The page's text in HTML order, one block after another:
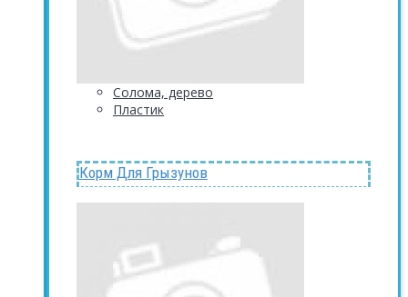
Солома, дерево
Пластик
Корм Для Грызунов